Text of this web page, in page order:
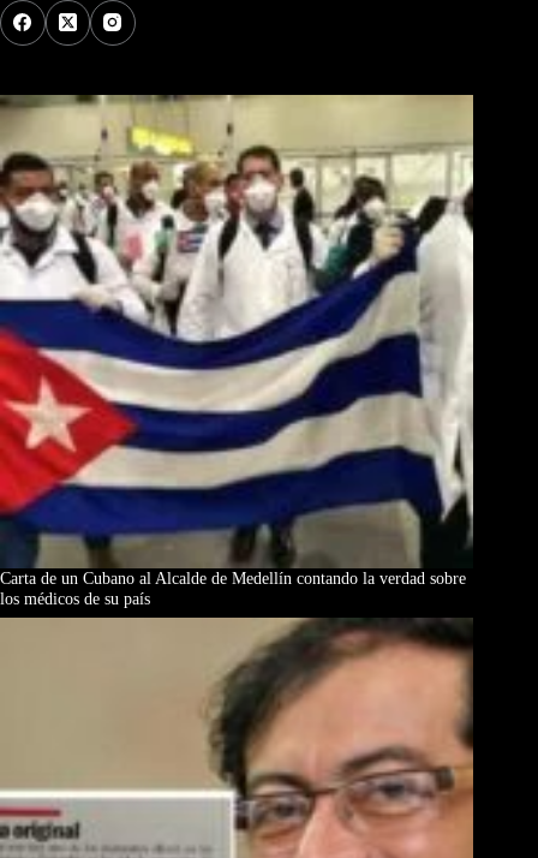
Carta de un Cubano al Alcalde de Medellín contando la verdad sobre
los médicos de su país